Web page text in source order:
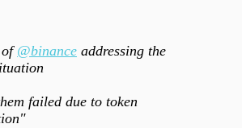
of @binance addressing the
failed due to token